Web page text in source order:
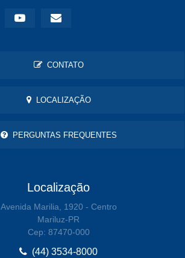
CONTATO
LOCALIZAÇÃO
PERGUNTAS FREQUENTES
Localização
Avenida Marilia, 1920 - Centro
Mariluz-PR
Cep: 87470-000
(44) 3534-8000